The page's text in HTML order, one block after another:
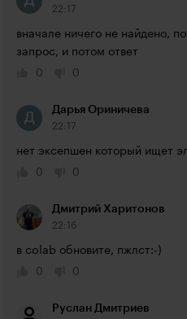
22:17
вначале ничего не найдено,
запрос, и потом ответ
0
0
Дарья Ориничева
22:17
нет эксепшен который ищет
0
0
Дмитрий Харитонов
22:16
в colab обновите, пжлст:-)
0
0
Руслан Дмитриев